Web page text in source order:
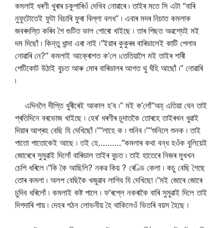
কমলাই ধৰণী খুৰাৰ চকুপাৰিওঁ দেখিব নোৱাৰে ৷ তাইৰ মতে সি এটা “বাৰি
নুফুটোতেই ফুটা বিচাৰি ফুৰা বিল্লা বলধ” ৷ এবাৰ মদৰ নিচাত কমলাক
জবৰদস্তি কৰিব গৈ গুটিত ভাল গোৰো খাইছে ৷ তাৰ পিছত অৱশ্যেই মই
দম দিছোঁ ৷ কিন্তু ধান্দা এৰা নাই ৷“ইয়াৰ কুকুৰৰ বাৰিডালেই কাটি পেলাব
নোৱাৰি নে?” কমলাই আক্ৰোশত ক’লে ৷তেতিয়ালৈ মই তাইৰ শাৰী
পেটিকোট উঠাই বুচত আৰু মোৰ বাৰিডালৰ আগত থু ঘঁহি আছোঁ ৷” নোৱাৰি
৷
এদিনলৈ দীপ্তি খুৰীৰেই আকাল হ’ব ৷” মই ক’লোঁ“অহ্ এতিয়া যেন তাই
প্ৰতিদিনে বৰভোজ খাইছে ৷ হেৰ’ ধৰণীৰ চুদাতকৈ তোৰহে তাইৰখন ধুৱাই
দিয়াৰ আগ্ৰহ বেছি যি দেখিছোঁ ৷”“লাহে ক ৷ শুনিব ৷”“শুনিলে শুনক ৷ তাই
পাতো পাতোকেই আছে ৷ তই হে……….“কমলাৰ কথা বন্ধ হওঁক বুলিয়েই
জোৰেৰে সুমুৱাই দিলোঁ বাৰিডাল তাইৰ বুচত ৷ তাই হাতেৰে নিজৰ মুখখন
চেপি ধৰিলে ৷“কি কৈ আছিলি? নকৱ কিয় ? ৰেণ্ডি কেলা ৷ কচু বেছি গৈছে
তোৰ কমলা ৷ অলপ বেছিকৈ খজুৱাব লাগিব যি দেখিছো ৷“মই জোৰে জোৰে
চুদিব ধৰিলোঁ ৷ কমলাই কষ্ট পালে ৷ ফ’ৰপ্লে নকৰাকৈ বাৰি সুমুৱাই দিলে তাই
দিগদাৰি পায় ৷ দেহৰ গঠন লোভনীয় হৈ থাকিলেওঁ ভিতৰি বয়স হৈছে ৷